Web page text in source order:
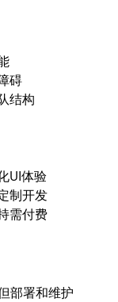
碍
结构
UI体验
制开发
需付费
部署和维护